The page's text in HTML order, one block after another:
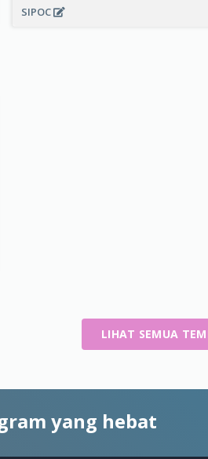
SIPOC
LIHAT SEMUA
yang hebat